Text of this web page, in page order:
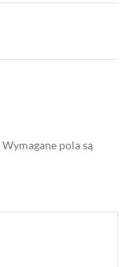
Wymagane pola są